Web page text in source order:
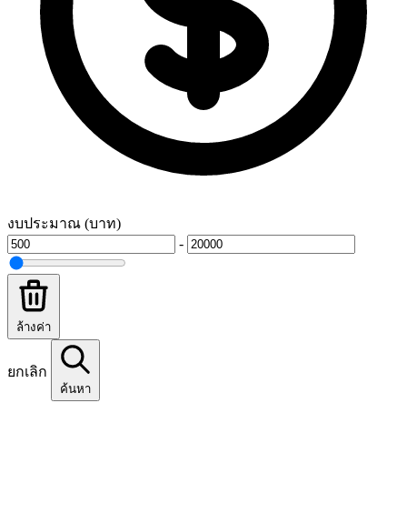
งบประมาณ (บาท)
-
ล้างค่า
ยกเลิก
ค้นหา